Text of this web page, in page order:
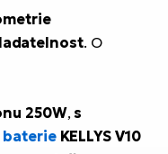
. O
250W,s
baterieKELLYS V10